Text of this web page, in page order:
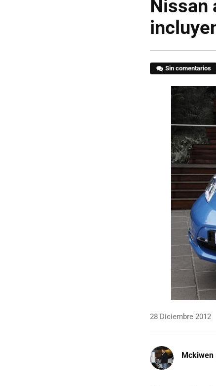
Nissan
Sin comentarios
28 Diciembre 2012
Mckiwen